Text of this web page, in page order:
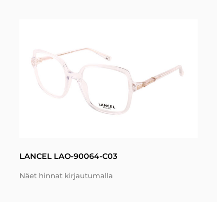
LANCEL LAO-90064-C03
Näet hinnat kirjautumalla